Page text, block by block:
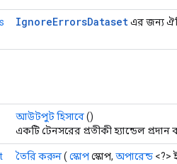
IgnoreErrorsDatasetএর জন্য
আউটপুট হিসাবে()
একটি টেনসরের প্রতীকী হ্যান্ডেল প্রদান
তৈরি করুন( স্কোপস্কোপ, অপারেন্ড <?>